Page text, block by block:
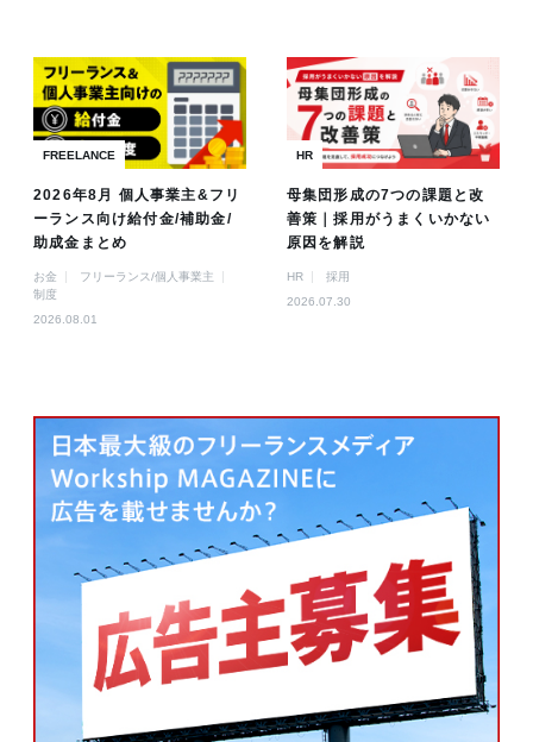
FREELANCE
2026年8月 個人事業主&フリ
ーランス向け給付金/補助金/
助成金まとめ
お金
フリーランス/個人事業主
制度
2026.08.01
HR
母集団形成の7つの課題と改
善策｜採用がうまくいかない
原因を解説
HR
採用
2026.07.30